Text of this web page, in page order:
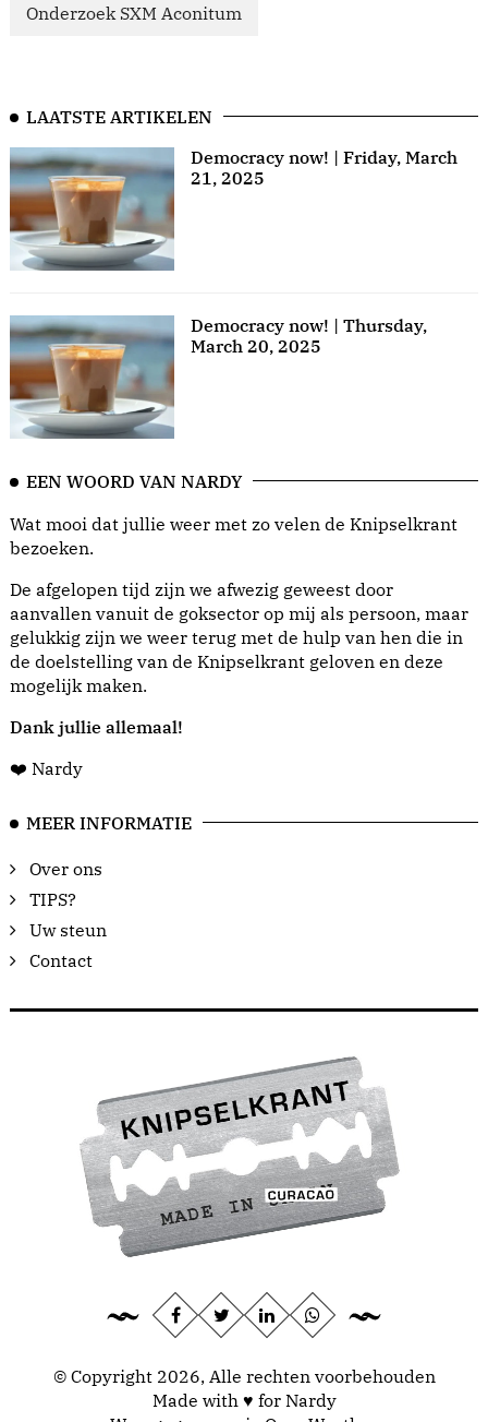
Onderzoek SXM Aconitum
LAATSTE ARTIKELEN
Democracy now! | Friday, March
21, 2025
Democracy now! | Thursday,
March 20, 2025
EEN WOORD VAN NARDY
Wat mooi dat jullie weer met zo velen de Knipselkrant
bezoeken.
De afgelopen tijd zijn we afwezig geweest door
aanvallen vanuit de goksector op mij als persoon, maar
gelukkig zijn we weer terug met de hulp van hen die in
de doelstelling van de Knipselkrant geloven en deze
mogelijk maken.
Dank jullie allemaal!
❤️ Nardy
MEER INFORMATIE
Over ons
TIPS?
Uw steun
Contact
© Copyright 2026, Alle rechten voorbehouden
Made with ♥ for Nardy